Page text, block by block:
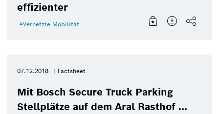
effizienter
Vernetzte Mobilität
07.12.2018 Factsheet
Mit Bosch Secure Truck Parking
Stellplätze auf dem Aral Rasthof ...